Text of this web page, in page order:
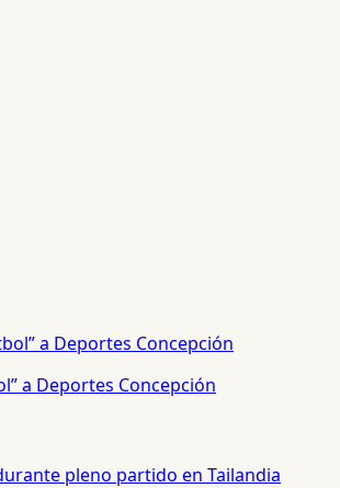
a Deportes Concepción